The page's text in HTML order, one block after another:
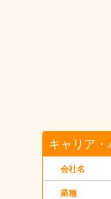
キャリア
会社名
業種